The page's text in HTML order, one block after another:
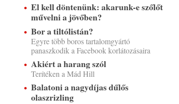
El kell döntenünk: akarunk-e szőlőt
művelni a jövőben?
Bor a tiltólistán?
Egyre több boros tartalomgyártó
panaszkodik a Facebook korlátozásaira
Akiért a harang szól
Terítéken a Mád Hill
Balatoni a nagydíjas dűlős
olaszrizling